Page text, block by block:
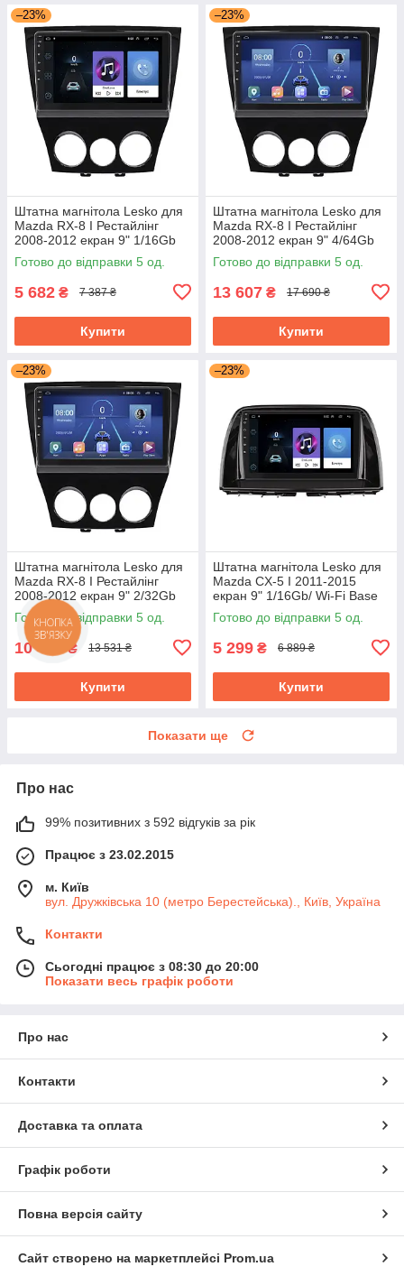
–23%
Штатна магнітола Lesko для
Mazda RX-8 I Рестайлінг
2008-2012 екран 9" 1/16Gb
Wi-Fi GPS Base
Готово до відправки 5 од.
5 682 ₴ 7 387 ₴
Купити
–23%
Штатна магнітола Lesko для
Mazda RX-8 I Рестайлінг
2008-2012 екран 9" 4/64Gb
4G Wi-Fi GPS Top
Готово до відправки 5 од.
13 607 ₴ 17 690 ₴
Купити
–23%
Штатна магнітола Lesko для
Mazda RX-8 I Рестайлінг
2008-2012 екран 9" 2/32Gb
4G Wi-Fi GPS Top Мазда
Готово до відправки 5 од.
10 408 ₴ 13 531 ₴
Купити
–23%
Штатна магнітола Lesko для
Mazda CX-5 I 2011-2015
екран 9" 1/16Gb/ Wi-Fi Base
GPS Android Мазда
Готово до відправки 5 од.
5 299 ₴ 6 889 ₴
Купити
Показати ще
Про нас
99% позитивних з 592 відгуків за рік
Працює з 23.02.2015
м. Київ
вул. Дружківська 10 (метро Берестейська)., Київ, Україна
Контакти
Сьогодні працює з 08:30 до 20:00
Показати весь графік роботи
Про нас
Контакти
Доставка та оплата
Графік роботи
Повна версія сайту
Сайт створено на маркетплейсі Prom.ua
КНОПКА
ЗВ'ЯЗКУ